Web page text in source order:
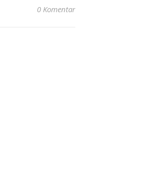
0 Komentar